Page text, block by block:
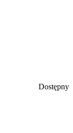
Dostępny